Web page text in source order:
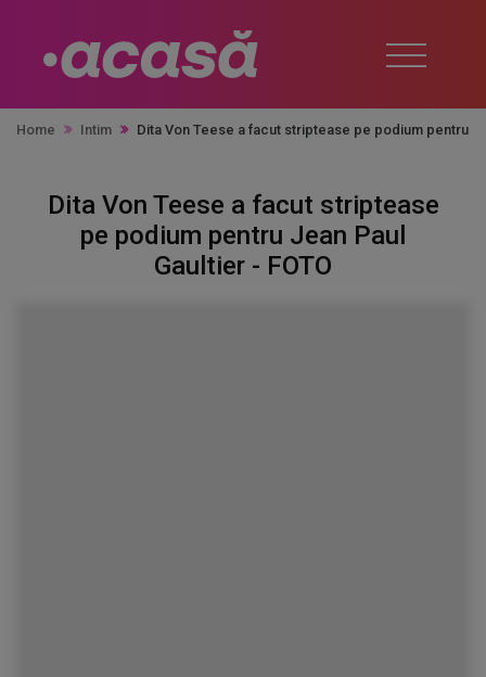
Home Intim Dita Von Teese a facut striptease pe podium pentru
Dita Von Teese a facut striptease
pe podium pentru Jean Paul
Gaultier - FOTO